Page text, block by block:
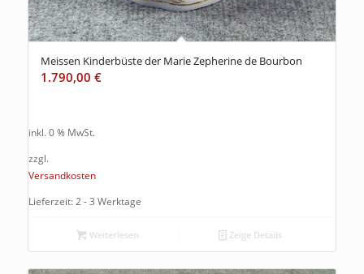
Meissen Kinderbüste der Marie Zepherine de Bourbon
1.790,00 €
inkl. 0 % MwSt.
zzgl.
Versandkosten
Lieferzeit: 2 - 3 Werktage
Weiterlesen Zeige Details